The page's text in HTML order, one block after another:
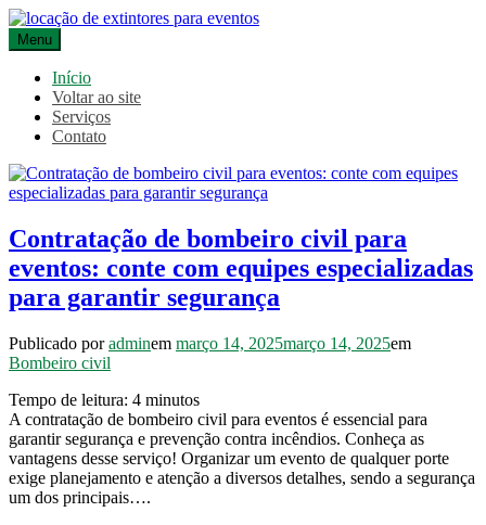
Pular
para
o
conteúdo
Envetherm
Blog Envetherm
Menu
Início
Voltar ao site
Serviços
Contato
Contratação de bombeiro civil para
eventos: conte com equipes especializadas
para garantir segurança
Publicado poradminem março 14, 2025março 14, 2025em
Bombeiro civil
Tempo de leitura: 4 minutos
A contratação de bombeiro civil para eventos é essencial para
garantir segurança e prevenção contra incêndios. Conheça as
vantagens desse serviço! Organizar um evento de qualquer porte
exige planejamento e atenção a diversos detalhes, sendo a segurança
um dos principais….